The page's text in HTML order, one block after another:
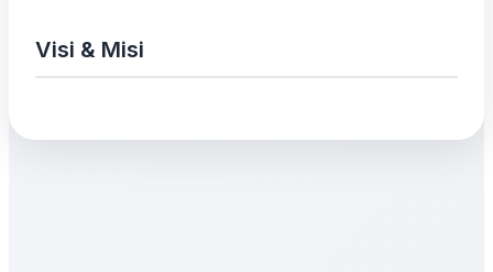
Visi & Misi